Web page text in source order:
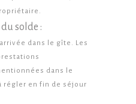
solde :
dans le gîte. Les
dans le
régler en fin de séjour